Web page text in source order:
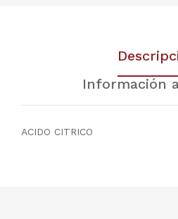
Información
ACIDO CITRICO